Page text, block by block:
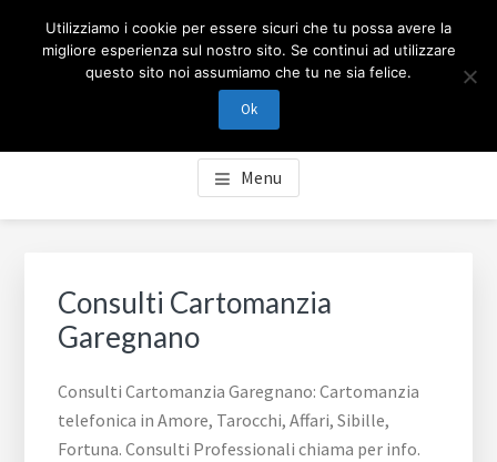
CARTOMANZIA MILANO
Cartomanzia Milano, cartomanzia telefonica in Amore,
Tarocchi, Affari, Sibille, Fortuna. Consulti Professionali
chiama per info.
Menu
Consulti Cartomanzia
Garegnano
Consulti Cartomanzia Garegnano: Cartomanzia
telefonica in Amore, Tarocchi, Affari, Sibille,
Fortuna. Consulti Professionali chiama per info.
Utilizziamo i cookie per essere sicuri che tu possa avere la
migliore esperienza sul nostro sito. Se continui ad utilizzare
questo sito noi assumiamo che tu ne sia felice.
Ok